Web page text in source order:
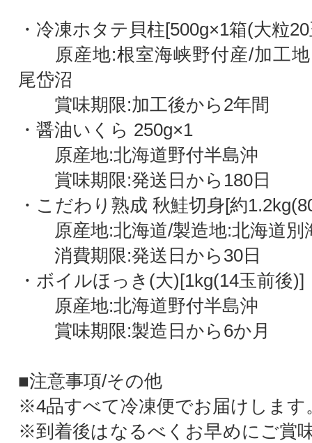
・冷凍ホタテ貝柱[500g×1箱(大粒
原産地:根室海峡野付産/加工地
尾岱沼
賞味期限:加工後から2年間
・醤油いくら 250g×1
原産地:北海道野付半島沖
賞味期限:発送日から180日
・こだわり熟成 秋鮭切身[約
原産地:北海道/製造地:北海道別
消費期限:発送日から30日
・ボイルほっき(大)[1kg(14玉前後)]
原産地:北海道野付半島沖
賞味期限:製造日から6か月
■注意事項/その他
※4品すべて冷凍便でお届けします
※到着後はなるべくお早めにご賞